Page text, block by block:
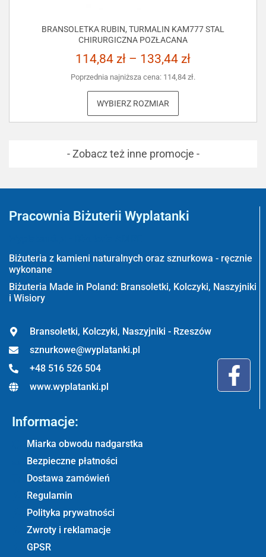
BRANSOLETKA RUBIN, TURMALIN KAM777 STAL
CHIRURGICZNA POZŁACANA
114,84 zł – 133,44 zł
Poprzednia najniższa cena: 114,84 zł.
WYBIERZ ROZMIAR
- Zobacz też inne promocje -
Pracownia Biżuterii Wyplatanki
Biżuteria z kamieni naturalnych oraz sznurkowa - ręcznie
wykonane
Biżuteria Made in Poland: Bransoletki, Kolczyki, Naszyjniki
i Wisiory
Bransoletki, Kolczyki, Naszyjniki - Rzeszów
sznurkowe@wyplatanki.pl
+48 516 526 504
www.wyplatanki.pl
Informacje:
Miarka obwodu nadgarstka
Bezpieczne płatności
Dostawa zamówień
Regulamin
Polityka prywatności
Zwroty i reklamacje
GPSR